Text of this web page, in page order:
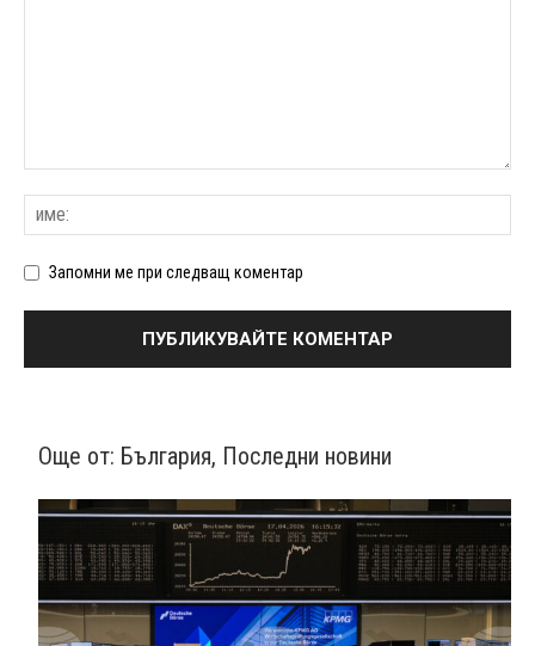
Запомни ме при следващ коментар
Още от: България, Последни новини